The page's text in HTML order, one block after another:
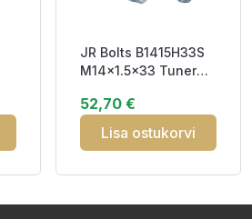
JR Bolts B1415H33S
M14x1.5x33 Tuner
60° 10 pcs
52,70 €
Lisa ostukorvi